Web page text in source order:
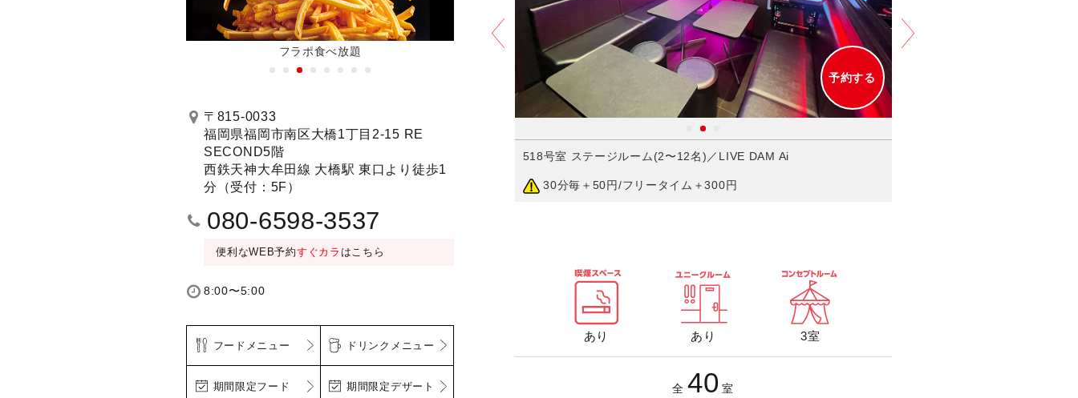
フラポ食べ放題 家族割 ソフトクリーム食べ放題！！
〒815-0033
福岡県福岡市南区大橋1丁目2-15 RE
SECOND5階
西鉄天神大牟田線 大橋駅 東口より徒歩1
分（受付：5F）
080-6598-3537
便利なWEB予約すぐカラ はこちら
8:00〜5:00
フードメニュー ドリンクメニュー
期間限定フード 期間限定デザート
508号室 推し活ルーム（Blu-ray/ミラーリング設置）(1〜6名)／
LIVE DAM Ai
予約する
518号室 ステージルーム(2〜12名)／LIVE DAM Ai
30分毎＋50円/フリータイム＋300円
あり あり 3室
全 40 室